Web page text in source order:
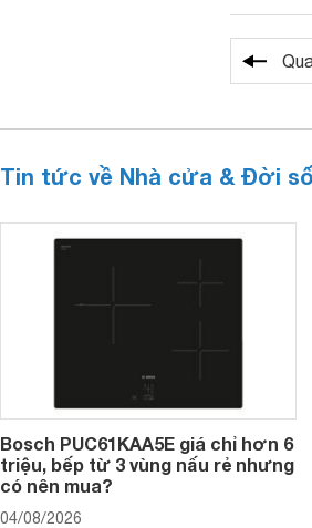
Tin tức về Nhà cửa & Đời
Bosch PUC61KAA5E giá chỉ hơn 6
triệu, bếp từ 3 vùng nấu rẻ nhưng
có nên mua?
04/08/2026